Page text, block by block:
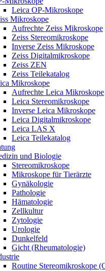
Leica OP-Mikroskope
Mikroskope
Aufrechte Zeiss Mikroskope
Zeiss Stereomikroskope
Inverse Zeiss Mikroskope
Zeiss Digitalmikroskope
Zeiss ZEN
Zeiss Teilekatalog
Mikroskope
Aufrechte Leica Mikroskope
Leica Stereomikroskope
Inverse Leica Mikroskope
Leica Digitalmikroskope
Leica LAS X
Leica Teilekatalog
und Biologie
Stereomikroskope
Mikroskope für Tierärzte
Gynäkologie
Pathologie
Hämatologie
Zellkultur
Zytologie
Urologie
Dunkelfeld
Gicht (Rheumatologie)
Routine Stereomikroskope